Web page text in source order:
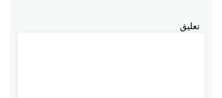
تعليق